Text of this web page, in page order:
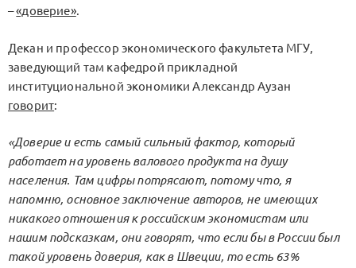
–«доверие».
Декан и профессор экономического факультета МГУ,
заведующий там кафедрой прикладной
институциональной экономики Александр Аузан
говорит:
«Доверие и есть самый сильный фактор, который
работает на уровень валового продукта на душу
населения. Там цифры потрясают, потому что, я
напомню, основное заключение авторов, не имеющих
никакого отношения к российским экономистам или
нашим подсказкам, они говорят, что если бы в России был
такой уровень доверия, как в Швеции, то есть 63%